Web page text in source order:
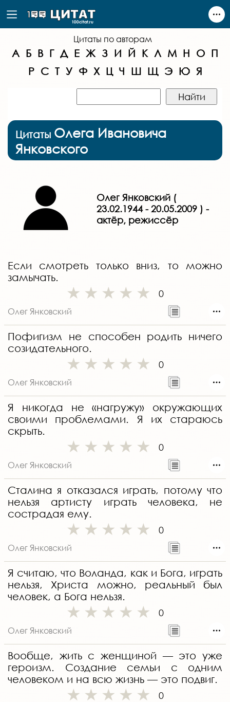
Цитаты по авторам
А Б В Г Д Е Ж З И Й К Л М Н О П
Р С Т У Ф Х Ц Ч Ш Щ Э Ю Я
Цитаты Олега Ивановича
Янковского
Олег Янковский (
23.02.1944 - 20.05.2009 ) -
актёр, режиссёр
Если смотреть только вниз, то можно
замычать.
0
Олег Янковский
Пофигизм не способен родить ничего
созидательного.
0
Олег Янковский
Я никогда не «нагружу» окружающих
своими проблемами. Я их стараюсь
скрыть.
0
Олег Янковский
Сталина я отказался играть, потому что
нельзя артисту играть человека, не
сострадая ему.
0
Олег Янковский
Я считаю, что Воланда, как и Бога, играть
нельзя, Христа можно, реальный был
человек, а Бога нельзя.
0
Олег Янковский
Вообще, жить с женщиной — это уже
героизм. Создание семьи с одним
человеком и на всю жизнь — это подвиг.
0